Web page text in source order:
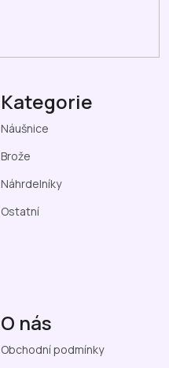
Kategorie
Náušnice
Brože
Náhrdelníky
Ostatní
O nás
Obchodní podmínky